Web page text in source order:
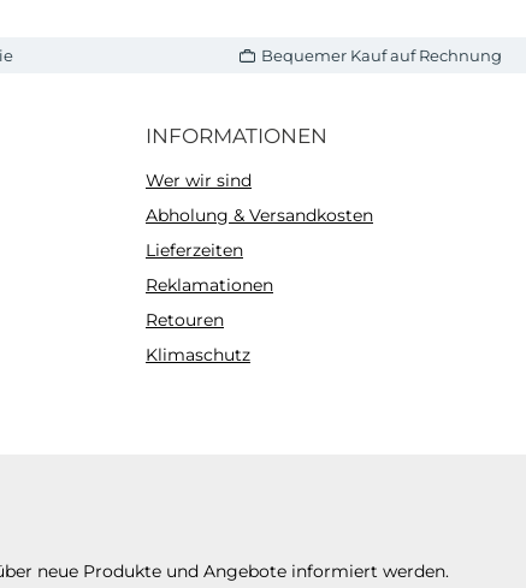
Bequemer Kauf auf Rechnung
INFORMATIONEN
Wer wir sind
Abholung & Versandkosten
Lieferzeiten
Reklamationen
Retouren
Klimaschutz
neue Produkte und Angebote informiert werden.